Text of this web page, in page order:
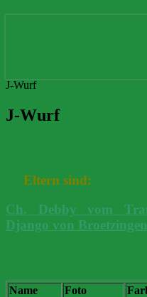
J-Wurf
J-Wurf
J-
Eltern sind:
Ch. Debby vom
Django von Broetzingen
Name Foto